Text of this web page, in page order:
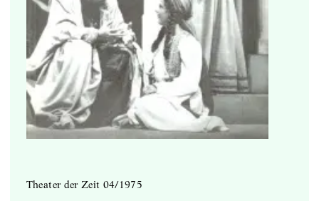
Theater der Zeit 04/1975